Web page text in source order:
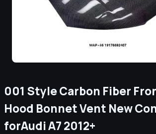
001 Style Carbon Fiber
Hood Bonnet Vent New
forAudi A7 2012+